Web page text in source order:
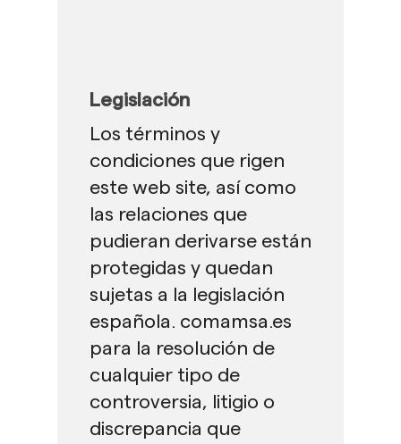
Legislación
Los términos y
condiciones que rigen
este web site, así como
las relaciones que
pudieran derivarse están
protegidas y quedan
sujetas a la legislación
española. comamsa.es
para la resolución de
cualquier tipo de
controversia, litigio o
discrepancia que